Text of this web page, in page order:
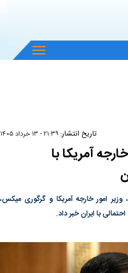
باز
و
Videoتاریخ انتشار: ۲۱:۳۹ - ۱۳ خرداد ۱۴۰۵
آمریکا با
امور خارجه آمریکا و گرگوری میکس،
با ایران خبر داد.